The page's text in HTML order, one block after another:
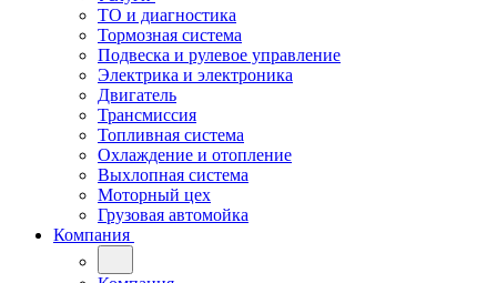
ТО и диагностика
Тормозная система
Подвеска и рулевое управление
Электрика и электроника
Двигатель
Трансмиссия
Топливная система
Охлаждение и отопление
Выхлопная система
Моторный цех
Грузовая автомойка
Компания